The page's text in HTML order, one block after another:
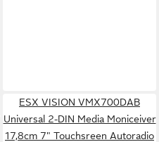
ESX VISION VMX700DAB
Universal 2-DIN Media Moniceiver
17,8cm 7" Touchsreen Autoradio